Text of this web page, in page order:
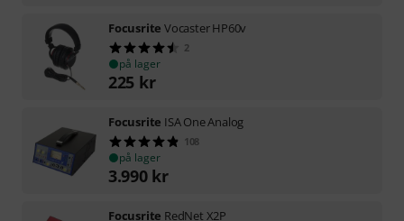
Focusrite Vocaster HP60v
2
på lager
225 kr
Focusrite ISA One Analog
108
på lager
3.990 kr
Focusrite RedNet X2P